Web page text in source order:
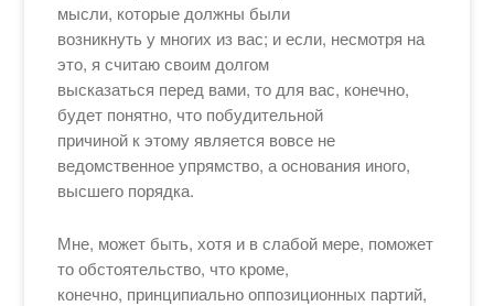
мысли, которые должны были
возникнуть у многих из вас; и если, несмотря на
это, я считаю своим долгом
высказаться перед вами, то для вас, конечно,
будет понятно, что побудительной
причиной к этому является вовсе не
ведомственное упрямство, а основания иного,
высшего порядка.
Мне, может быть, хотя и в слабой мере, поможет
то обстоятельство, что кроме,
конечно, принципиально оппозиционных партий,